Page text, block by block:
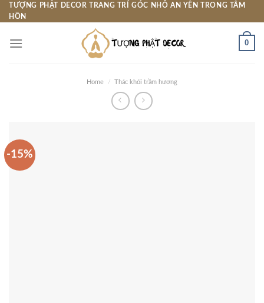
Skip
to
TƯỢNG PHẬT DECOR TRANG TRÍ GÓC NHỎ AN YÊN TRONG TÂM
HỒN
0
Home / Thác khói trầm hương
-15%